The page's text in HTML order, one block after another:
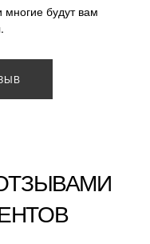
будут вам